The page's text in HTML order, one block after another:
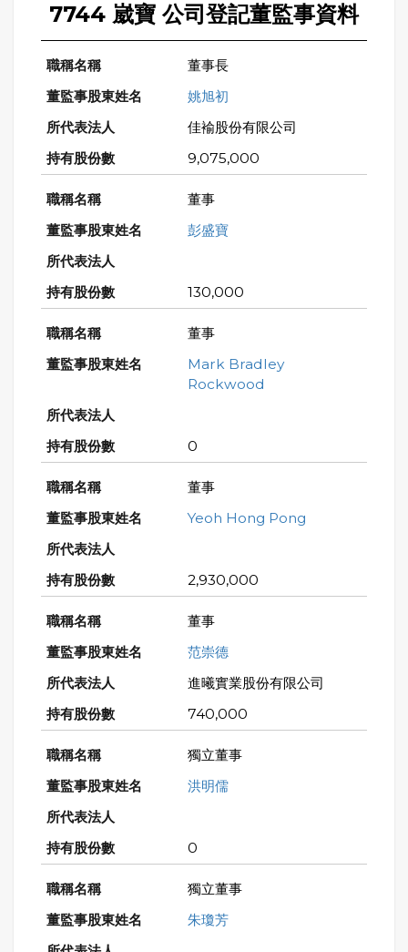
7744 崴寶 公司登記董監事資料
董事長
姚旭初
佳褕股份有限公司
9,075,000
董事
彭盛寶
130,000
董事
Mark Bradley
Rockwood
0
董事
Yeoh Hong Pong
2,930,000
董事
范崇德
進曦實業股份有限公司
740,000
獨立董事
洪明儒
0
獨立董事
朱瓊芳